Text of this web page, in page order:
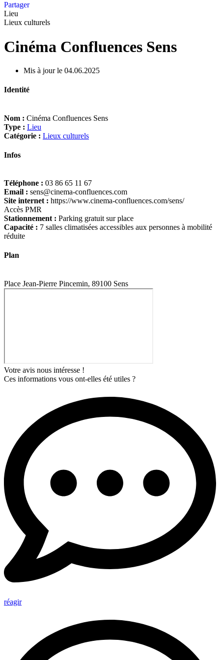
Partager
Lieu
Lieux culturels
Cinéma Confluences Sens
Mis à jour le 04.06.2025
Identité
Nom : Cinéma Confluences Sens
Type : Lieu
Catégorie : Lieux culturels
Infos
Téléphone : 03 86 65 11 67
Email : sens@cinema-confluences.com
Site internet : https://www.cinema-confluences.com/sens/
Accès PMR
Stationnement : Parking gratuit sur place
Capacité : 7 salles climatisées accessibles aux personnes à mobilité
réduite
Plan
Place Jean-Pierre Pincemin, 89100 Sens
Votre avis nous intéresse !
Ces informations vous ont-elles été utiles ?
réagir